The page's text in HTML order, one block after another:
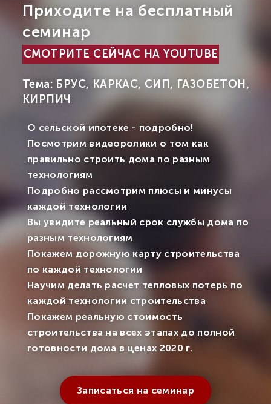
Приходите на бесплатный
семинар
СМОТРИТЕ СЕЙЧАС НА YOUTUBE
Тема: БРУС, КАРКАС, СИП, ГАЗОБЕТОН,
КИРПИЧ
О сельской ипотеке - подробно!
Посмотрим видеоролики о том как
правильно строить дома по разным
технологиям
Подробно рассмотрим плюсы и минусы
каждой технологии
Вы увидите реальный срок службы дома по
разным технологиям
Покажем дорожную карту строительства
по каждой технологии
Научим делать расчет тепловых потерь по
каждой технологии строительства
Покажем реальную стоимость
строительства на всех этапах до полной
готовности дома в ценах 2020 г.
Записаться на семинар